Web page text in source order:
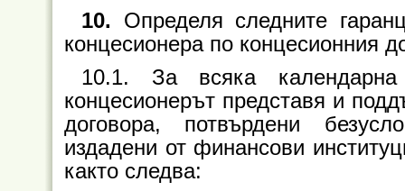
10. Определя следните
концесионера по концесионния
10.1. За всяка
концесионерът представя и
договора, потвърдени
издадени от финансови
както следва: